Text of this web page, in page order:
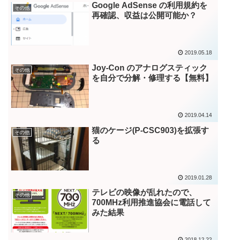
その他
Google AdSense の利用規約を
再確認、収益は公開可能か？
2019.05.18
その他
Joy-Con のアナログスティック
を自分で分解・修理する【無料】
2019.04.14
その他
猫のケージ(P-CSC903)を拡張す
る
2019.01.28
その他
テレビの映像が乱れたので、
700MHz利用推進協会に電話して
みた結果